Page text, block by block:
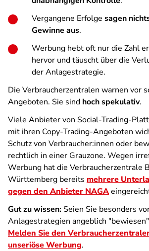
Vergangene Erfolge sagen
Gewinne aus.
Werbung hebt oft nur die Zahl
hervor und täuscht über die
der Anlagestrategie.
Die Verbraucherzentralen warnen vor
Angeboten. Sie sind hoch spekulativ.
Viele Anbieter von Social-Trading-
mit ihren Copy-Trading-Angeboten
Schutz von Verbraucher:innen oder
rechtlich in einer Grauzone. Wegen
Werbung hat die Verbraucherzentrale
Württemberg bereits mehrere
gegen den Anbieter NAGA
Gut zu wissen: Seien Sie besonders
Anlagestrategien angeblich
Melden Sie den
unseriöse Werbung.